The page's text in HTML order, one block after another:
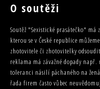
O soutěži
Soutěž "Sexistické prasátečko"
kterou se v České republice
zhotovitele či zhotovitelky
reklama má závažné dopady
toleranci násilí páchaného na
řada firem často vůbec